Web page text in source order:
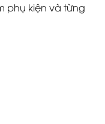
phụ kiện và từng